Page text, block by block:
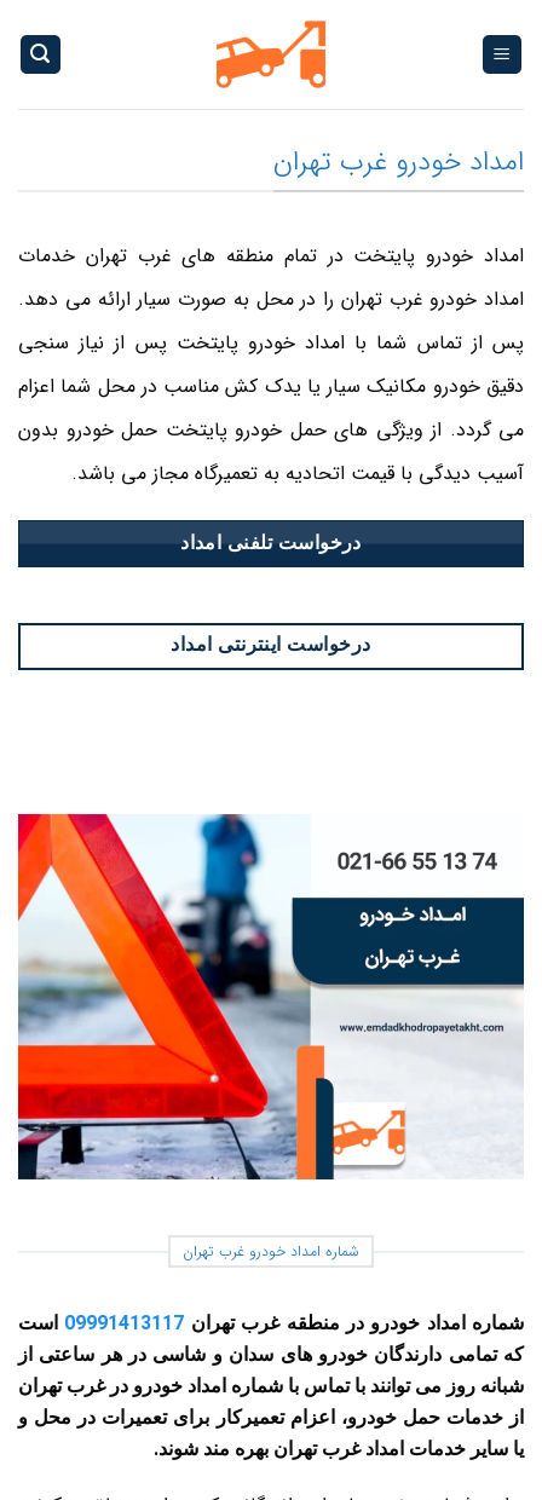
content
امداد خودرو غرب تهران
امداد خودرو پایتخت در تمام منطقه های غرب تهران خدمات
امداد خودرو غرب تهران را در محل به صورت سیار ارائه می دهد.
پس از تماس شما با امداد خودرو پایتخت پس از نیاز سنجی
دقیق خودرو مکانیک سیار یا یدک کش مناسب در محل شما اعزام
می گردد. از ویژگی های حمل خودرو پایتخت حمل خودرو بدون
آسیب دیدگی با قیمت اتحادیه به تعمیرگاه مجاز می باشد.
درخواست تلفنی امداد
درخواست اینترنتی امداد
شماره امداد خودرو غرب تهران
شماره امداد خودرو در منطقه غرب تهران 09991413117 است
که تمامی دارندگان خودرو های سدان و شاسی در هر ساعتی از
شبانه روز می توانند با تماس با شماره امداد خودرو در غرب تهران
از خدمات حمل خودرو، اعزام تعمیرکار برای تعمیرات در محل و
یا سایر خدمات امداد غرب تهران بهره مند شوند.